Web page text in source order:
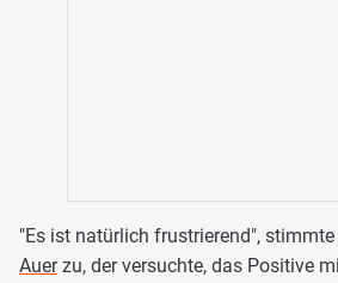
"Es ist natürlich frustrierend",
Auerzu, der versuchte, das Positive